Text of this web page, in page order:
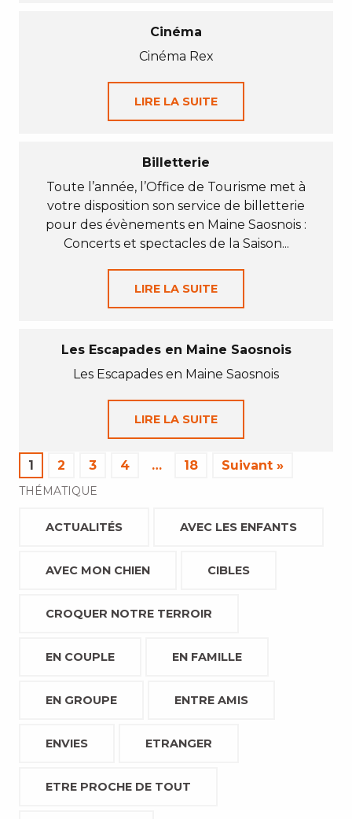
Cinéma
Cinéma Rex
LIRE LA SUITE
Billetterie
Toute l’année, l’Office de Tourisme met à
votre disposition son service de billetterie
pour des évènements en Maine Saosnois :
Concerts et spectacles de la Saison...
LIRE LA SUITE
Les Escapades en Maine Saosnois
Les Escapades en Maine Saosnois
LIRE LA SUITE
1 2 3 4 … 18 Suivant »
THÉMATIQUE
ACTUALITÉS AVEC LES ENFANTS
AVEC MON CHIEN CIBLES
CROQUER NOTRE TERROIR
EN COUPLE EN FAMILLE
EN GROUPE ENTRE AMIS
ENVIES ETRANGER
ETRE PROCHE DE TOUT